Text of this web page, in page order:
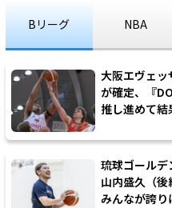
Bリーグ NBA
大阪エヴェ
が確定、『
推し進めて
琉球ゴールデ
山内盛久（
みんなが誇り